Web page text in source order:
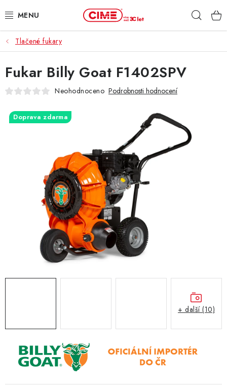
na
ZAHRADA, LES
DÍLNA, STAVBA
MILWAUKEE
ELEKTROMOBILITA
PRODEJNY
KONTAKTY
OCHRANA OSOBNÍCH ÚDAJŮ
REKLAMACE ZAKOUPENÉHO ZBOŽÍ
Tlačené fukary
Fukar Billy Goat F1402SPV
Neohodnoceno Podrobnosti hodnocení
Doprava zdarma
+ další (10)